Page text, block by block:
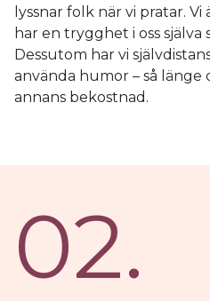
lyssnar folk när vi pratar.
har en trygghet i oss
Dessutom har vi
använda humor – så länge
annans bekostnad.
02.